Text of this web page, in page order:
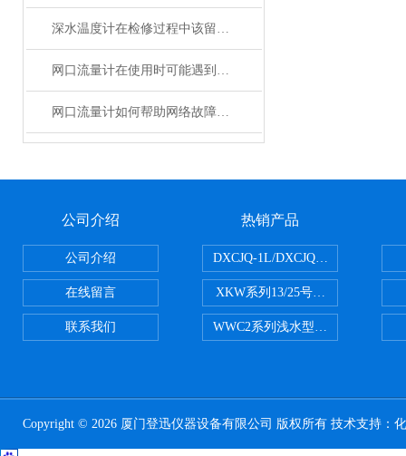
深水温度计在检修过程中该留意的事项
网口流量计在使用时可能遇到哪些问题?如何解决?
网口流量计如何帮助网络故障排除和疑难解答？
公司介绍
公司介绍
在线留言
联系我们
热销产品
DXCJQ-1L/DXCJQ-2L单联浮游
XKW系列13/25号浮游生物网
WWC2系列浅水型浮游生物网 浅
Copyright © 2026 厦门登迅仪器设备有限公司 版权所有 技术支持：